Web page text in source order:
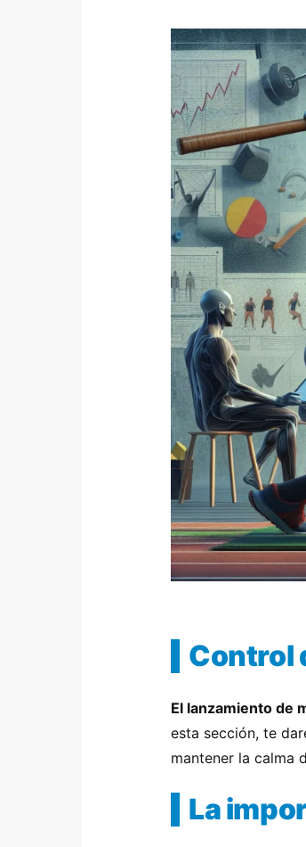
Control
El lanzamiento de
esta sección, te
mantener la calma
La